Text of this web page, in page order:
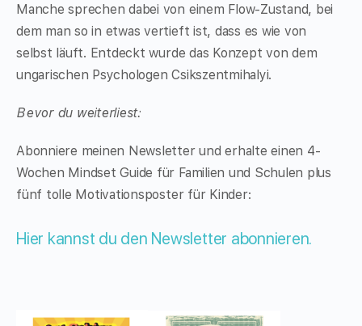
Manche sprechen dabei von einem Flow-Zustand, bei
dem man so in etwas vertieft ist, dass es wie von
selbst läuft. Entdeckt wurde das Konzept von dem
ungarischen Psychologen Csikszentmihalyi.
Bevor du weiterliest:
Abonniere meinen Newsletter und erhalte einen 4-
Wochen Mindset Guide für Familien und Schulen plus
fünf tolle Motivationsposter für Kinder:
Hier kannst du den Newsletter abonnieren.